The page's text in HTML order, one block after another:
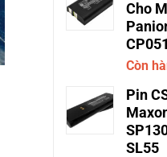
Cho
Còn
Pin
SL55